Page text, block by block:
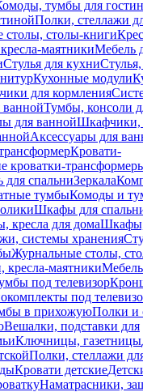
тумбы для
Полки, стеллажи
столы, столы-книги
маятникиМебель
Стулья для кухни
Кухонные модули
для кормления
ваннойТумбы, консоли
для ваннойШкафчики,
Аксессуары для
Кровати-
кроватки-
для спальниЗеркала
тумбыКомоды и
Шкафы для
кресла для домаШкафы,
системы хранения
Журнальные столы,
кресла-маятники
под телевизор
под
в прихожуюПолки и
Вешалки, подставки для
Ключницы, газетницы
Полки, стеллажи
Кровати детские
Наматрасники,